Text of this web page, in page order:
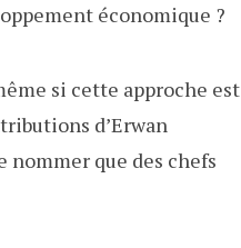
économique ?
si cette approche est
d’Erwan
nommer que des chefs